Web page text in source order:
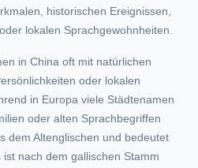
historischen Ereignissen,
lokalen Sprachgewohnheiten.
in China oft mit natürlichen
oder lokalen
in Europa viele Städtenamen
oder alten Sprachbegriffen
dem Altenglischen und bedeutet
nach dem gallischen Stamm